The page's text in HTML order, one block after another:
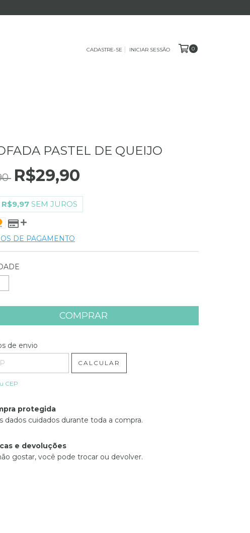
CADASTRE-SE INICIAR SESSÃO 0
PASTEL DE QUEIJO
R$29,90
R$9,97 SEM JUROS
DE PAGAMENTO
o CEP:
de envio
CALCULAR
CEP
protegida
dados cuidados durante toda a compra.
e devoluções
gostar, você pode trocar ou devolver.